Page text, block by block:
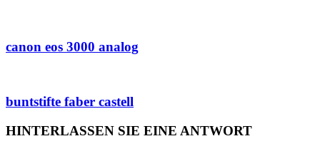
canon eos 3000 analog
buntstifte faber castell
HINTERLASSEN SIE EINE ANTWORT